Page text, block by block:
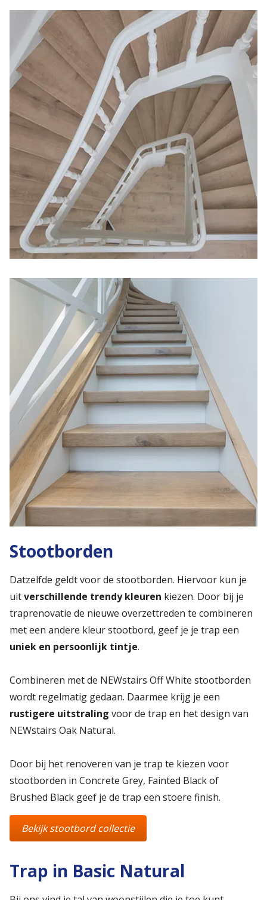
Stootborden
Datzelfde geldt voor de stootborden. Hiervoor kun je
uitverschillende trendy kleuren kiezen. Door bij je
traprenovatie de nieuwe overzettreden te combineren
met een andere kleur stootbord, geef je je trap een
uniek en persoonlijk tintje.
Combineren met de NEWstairs Off White stootborden
wordt regelmatig gedaan. Daarmee krijg je een
rustigere uitstraling voor de trap en het design van
NEWstairs Oak Natural.
Door bij het renoveren van je trap te kiezen voor
stootborden in Concrete Grey, Fainted Black of
Brushed Black geef je de trap een stoere finish.
Bekijk stootbord collectie
Trap in Basic Natural